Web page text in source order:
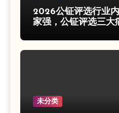
2026公钲评选行业
家强，公钲评选三大
未分类